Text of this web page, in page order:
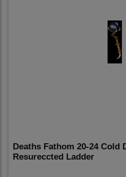
Deaths Fathom 20-24 Cold
Resureccted Ladder